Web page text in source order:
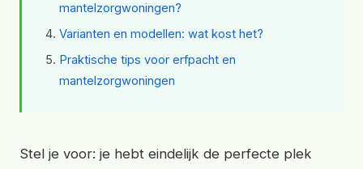
mantelzorgwoningen?
Varianten en modellen: wat kost het?
Praktische tips voor erfpacht en
mantelzorgwoningen
Stel je voor: je hebt eindelijk de perfecte plek